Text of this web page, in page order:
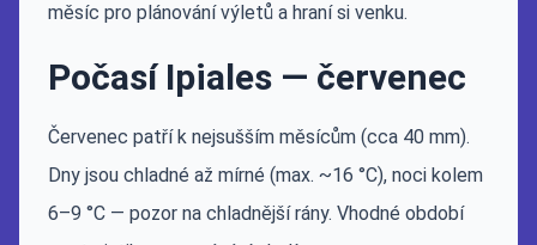
měsíc pro plánování výletů a hraní si venku.
Počasí Ipiales — červenec
Červenec patří k nejsušším měsícům (cca 40 mm).
Dny jsou chladné až mírné (max. ~16 °C), noci kolem
6–9 °C — pozor na chladnější rány. Vhodné období